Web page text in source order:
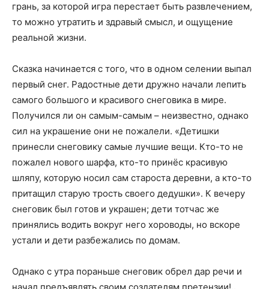
грань, за которой игра перестает быть развлечением,
то можно утратить и здравый смысл, и ощущение
реальной жизни.
Сказка начинается с того, что в одном селении выпал
первый снег. Радостные дети дружно начали лепить
самого большого и красивого снеговика в мире.
Получился ли он самым-самым – неизвестно, однако
сил на украшение они не пожалели. «Детишки
принесли снеговику самые лучшие вещи. Кто-то не
пожалел нового шарфа, кто-то принёс красивую
шляпу, которую носил сам староста деревни, а кто-то
притащил старую трость своего дедушки». К вечеру
снеговик был готов и украшен; дети тотчас же
принялись водить вокруг него хороводы, но вскоре
устали и дети разбежались по домам.
Однако с утра пораньше снеговик обрел дар речи и